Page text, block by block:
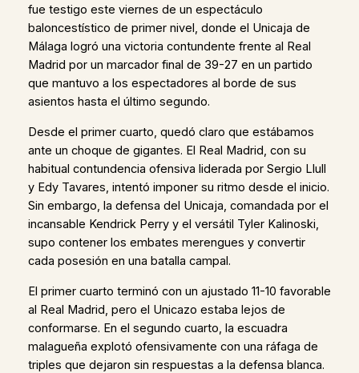
fue testigo este viernes de un espectáculo
baloncestístico de primer nivel, donde el Unicaja de
Málaga logró una victoria contundente frente al Real
Madrid por un marcador final de 39-27 en un partido
que mantuvo a los espectadores al borde de sus
asientos hasta el último segundo.
Desde el primer cuarto, quedó claro que estábamos
ante un choque de gigantes. El Real Madrid, con su
habitual contundencia ofensiva liderada por Sergio Llull
y Edy Tavares, intentó imponer su ritmo desde el inicio.
Sin embargo, la defensa del Unicaja, comandada por el
incansable Kendrick Perry y el versátil Tyler Kalinoski,
supo contener los embates merengues y convertir
cada posesión en una batalla campal.
El primer cuarto terminó con un ajustado 11-10 favorable
al Real Madrid, pero el Unicazo estaba lejos de
conformarse. En el segundo cuarto, la escuadra
malagueña explotó ofensivamente con una ráfaga de
triples que dejaron sin respuestas a la defensa blanca.